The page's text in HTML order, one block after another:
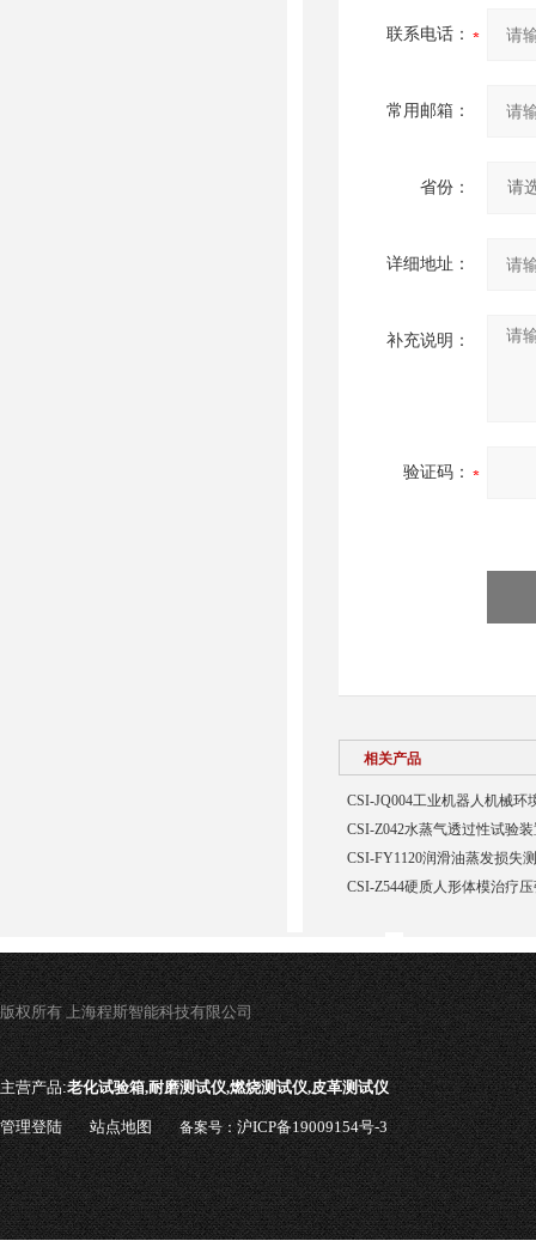
联系电话：
常用邮箱：
省份：
详细地址：
补充说明：
验证码：
相关产品
CSI-JQ004工业机器人机械
CSI-Z042水蒸气透过性试验
CSI-FY1120润滑油蒸发损失
CSI-Z544硬质人形体模治疗
版权所有 上海程斯智能科技有限公司
主营产品:老化试验箱,耐磨测试仪,燃烧测试仪,皮革测试仪
管理登陆 站点地图 备案号：沪ICP备19009154号-3